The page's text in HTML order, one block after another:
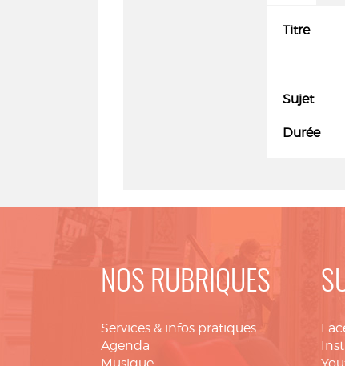
Titre
Sujet
Durée
NOS RUBRIQUES
Services & infos pratiques
Agenda